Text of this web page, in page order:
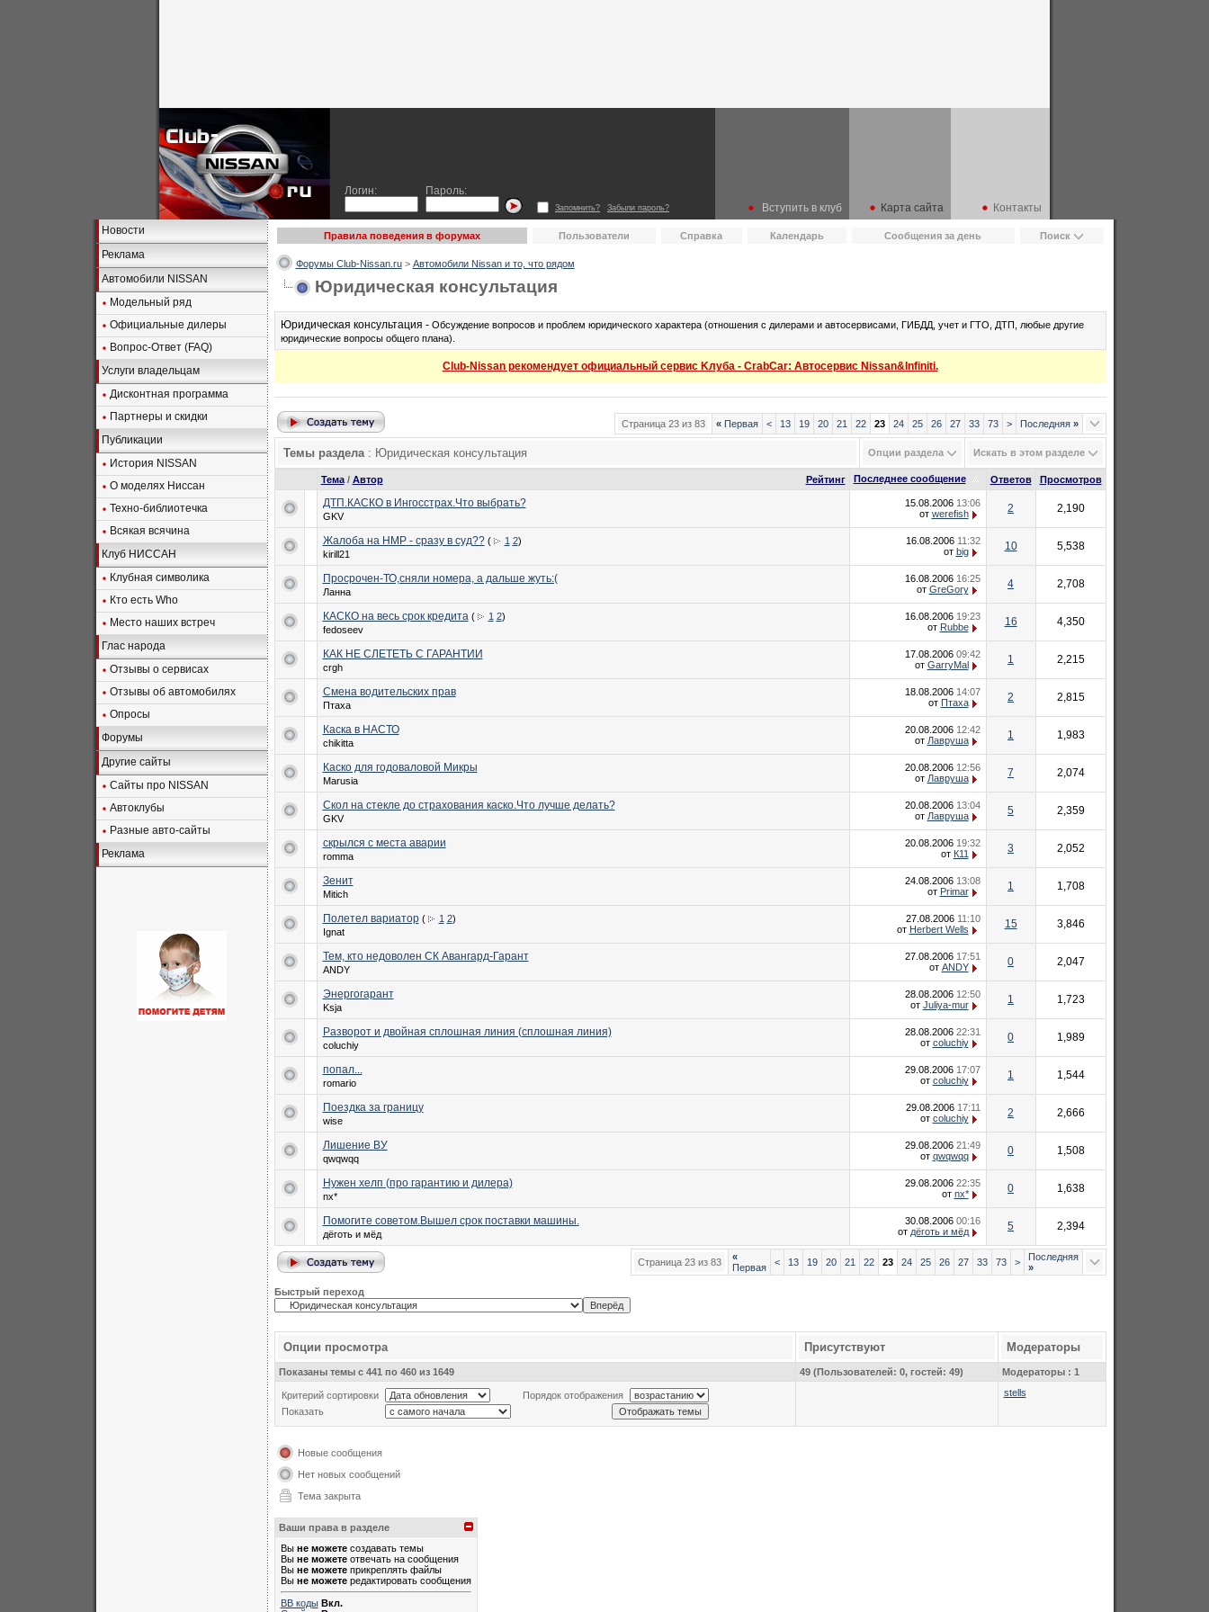
Логин: Пароль:
Запомнить? Забыли пароль? Вступить в клуб Карта сайта
Контакты
Новости
Реклама
Автомобили NISSAN
Модельный ряд
Официальные дилеры
Вопрос-Ответ (FAQ)
Услуги владельцам
Дисконтная программа
Партнеры и скидки
Публикации
История NISSAN
О моделях Ниссан
Техно-библиотечка
Всякая всячина
Клуб НИССАН
Клубная символика
Кто есть Who
Место наших встреч
Глас народа
Отзывы о сервисах
Отзывы об автомобилях
Опросы
Форумы
Другие сайты
Сайты про NISSAN
Автоклубы
Разные авто-сайты
Реклама
Правила поведения в форумах Пользователи Справка Календарь Сообщения за день Поиск
Форумы Club-Nissan.ru > Автомобили Nissan и то, что рядом
Юридическая консультация
Юридическая консультация - Обсуждение вопросов и проблем юридического характера (отношения с дилерами и автосервисами, ГИБДД, учет и ГТО, ДТП, любые другие
юридические вопросы общего плана).
Club-Nissan рекомендует официальный сервис Kлуба - CrabCar: Автосервис Nissan&Infiniti.
Страница 23 из 83 «Первая < 13 19 20 21 22 23 24 25 26 27 33 73 > Последняя »
Темы раздела: Юридическая консультация Опции раздела Искать в этом разделе
Рейтинг
Тема/ Автор Последнее сообщение Ответов Просмотров
ДТП.КАСКО в Ингосстрах.Что выбрать?
GKV
15.08.2006 13:06
от werefish 2 2,190
Жалоба на НМР - сразу в суд?? ( 1 2)
kirill21
16.08.2006 11:32
от big 10 5,538
Просрочен-ТО,сняли номера, а дальше жуть:(
Ланна
16.08.2006 16:25
от GreGory 4 2,708
КАСКО на весь срок кредита ( 1 2)
fedoseev
16.08.2006 19:23
от Rubbe 16 4,350
КАК НЕ СЛЕТЕТЬ С ГАРАНТИИ
crgh
17.08.2006 09:42
от GarryMal 1 2,215
Смена водительских прав
Птаха
18.08.2006 14:07
от Птаха 2 2,815
Каска в НАСТО
chikitta
20.08.2006 12:42
от Лавруша 1 1,983
Каско для годоваловой Микры
Marusia
20.08.2006 12:56
от Лавруша 7 2,074
Скол на стекле до страхования каско.Что лучше делать?
GKV
20.08.2006 13:04
от Лавруша 5 2,359
скрылся с места аварии
romma
20.08.2006 19:32
от К11 3 2,052
Зенит
Mitich
24.08.2006 13:08
от Primar 1 1,708
Полетел вариатор ( 1 2)
Ignat
27.08.2006 11:10
от Herbert Wells 15 3,846
Тем, кто недоволен СК Авангард-Гарант
ANDY
27.08.2006 17:51
от ANDY 0 2,047
Энергогарант
Ksja
28.08.2006 12:50
от Juliya-mur 1 1,723
Разворот и двойная сплошная линия (сплошная линия)
coluchiy
28.08.2006 22:31
от coluchiy 0 1,989
попал...
romario
29.08.2006 17:07
от coluchiy 1 1,544
Поездка за границу
wise
29.08.2006 17:11
от coluchiy 2 2,666
Лишение ВУ
qwqwqq
29.08.2006 21:49
от qwqwqq 0 1,508
Нужен хелп (про гарантию и дилера)
nx*
29.08.2006 22:35
от nx* 0 1,638
Помогите советом.Вышел срок поставки машины.
дёготь и мёд
30.08.2006 00:16
от дёготь и мёд 5 2,394
Страница 23 из 83
«
Первая
< 13 19 20 21 22 23 24 25 26 27 33 73 >
Последняя
»
Быстрый переход
Опции просмотра Присутствуют Модераторы
Показаны темы с 441 по 460 из 1649 49 (Пользователей: 0, гостей: 49) Модераторы : 1
Критерий сортировки
Порядок отображения
Показать
stells
Новые сообщения
Нет новых сообщений
Тема закрыта
Ваши права в разделе
Вы не можетесоздавать темы
Вы не можетеотвечать на сообщения
Вы не можетеприкреплять файлы
Вы не можетередактировать сообщения
BB коды Вкл.